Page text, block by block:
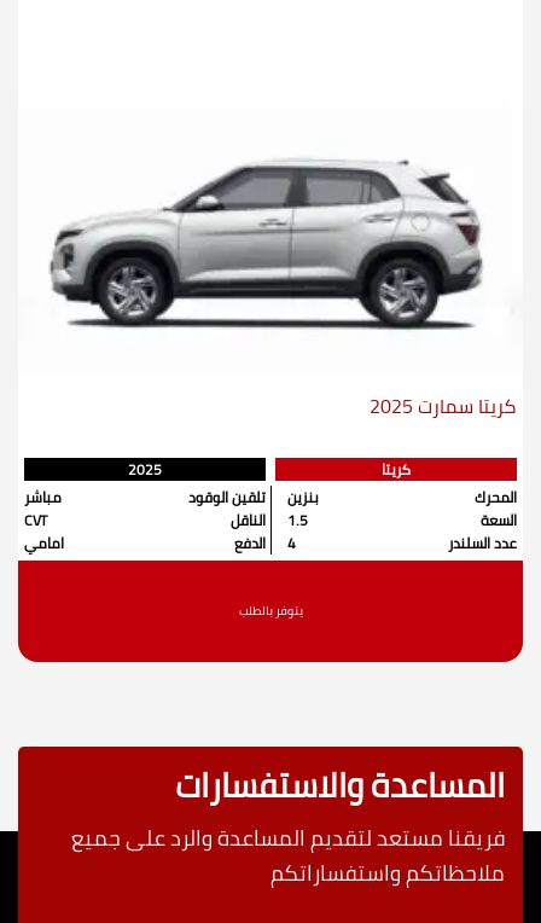
كريتا سمارت 2025
كريتا
2025
المحرك
بنزين
السعة
1.5
عدد السلندر
4
تلقين الوقود
مباشر
الناقل
CVT
الدفع
امامي
يتوفر بالطلب
المساعدة والاستفسارات
فريقنا مستعد لتقديم المساعدة والرد على جميع
ملاحظاتكم واستفساراتكم